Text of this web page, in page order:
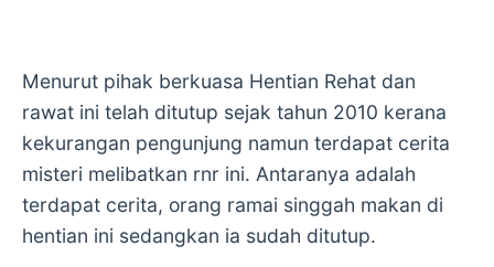
Menurut pihak berkuasa Hentian Rehat dan
rawat ini telah ditutup sejak tahun 2010 kerana
kekurangan pengunjung namun terdapat cerita
misteri melibatkan rnr ini. Antaranya adalah
terdapat cerita, orang ramai singgah makan di
hentian ini sedangkan ia sudah ditutup.